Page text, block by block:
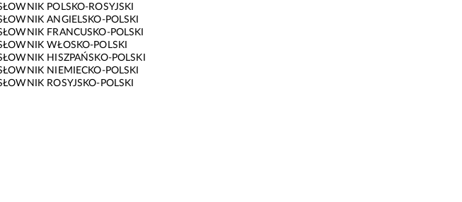
POLSKO-ROSYJSKI
ANGIELSKO-POLSKI
FRANCUSKO-POLSKI
WŁOSKO-POLSKI
HISZPAŃSKO-POLSKI
NIEMIECKO-POLSKI
ROSYJSKO-POLSKI